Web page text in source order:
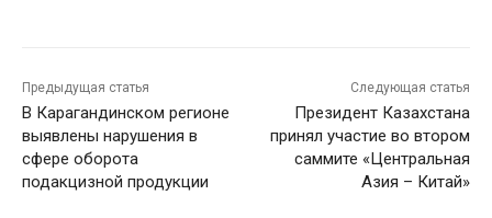
Предыдущая статья
В Карагандинском регионе
выявлены нарушения в
сфере оборота
подакцизной продукции
Следующая статья
Президент Казахстана
принял участие во втором
саммите «Центральная
Азия – Китай»